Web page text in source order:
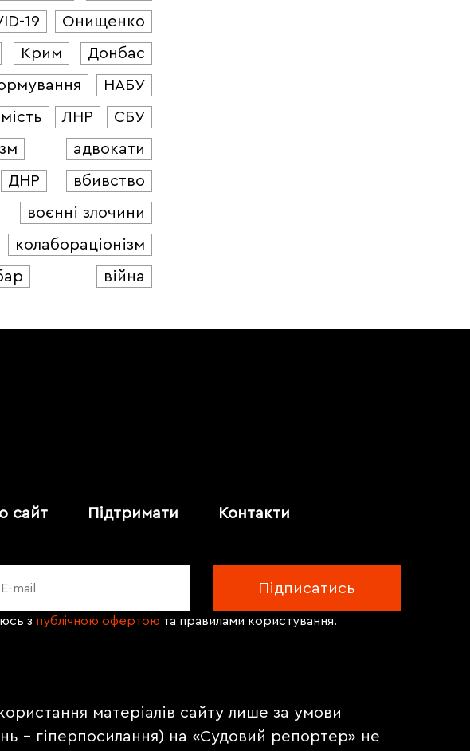
19
Онищенко
Крим
Донбас
НАБУ
ЛНР
СБУ
адвокати
ДНР
вбивство
воєнні злочини
колабораціонізм
війна
сайт Підтримати Контакти
з публічною офертою та правилами користування.
матеріалів сайту лише за умови
- гіперпосилання) на «Судовий репортер» не